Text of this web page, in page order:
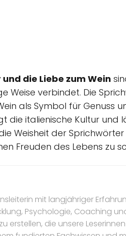
die Liebe zum Wein
Weise verbindet. Die
als Symbol für Genuss
italienische Kultur und
Weisheit der
Freuden des Lebens zu
mit langjähriger
Psychologie, Coaching
erstellen, die unsere